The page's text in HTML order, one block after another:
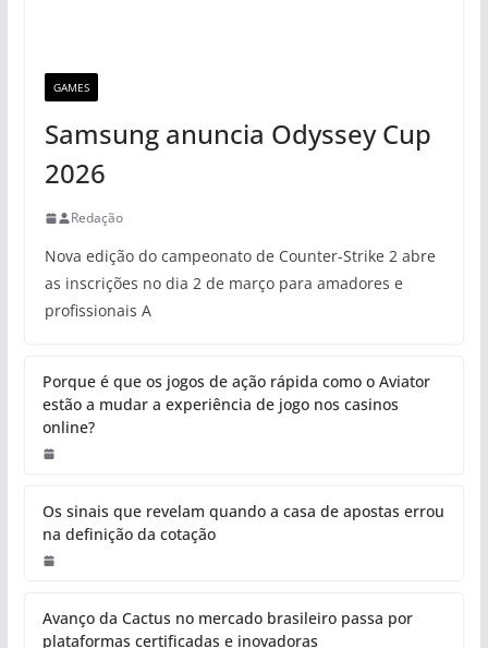
GAMES
Samsung anuncia Odyssey Cup
2026
Redação
Nova edição do campeonato de Counter-Strike 2 abre
as inscrições no dia 2 de março para amadores e
profissionais A
Porque é que os jogos de ação rápida como o Aviator
estão a mudar a experiência de jogo nos casinos
online?
Os sinais que revelam quando a casa de apostas errou
na definição da cotação
Avanço da Cactus no mercado brasileiro passa por
plataformas certificadas e inovadoras